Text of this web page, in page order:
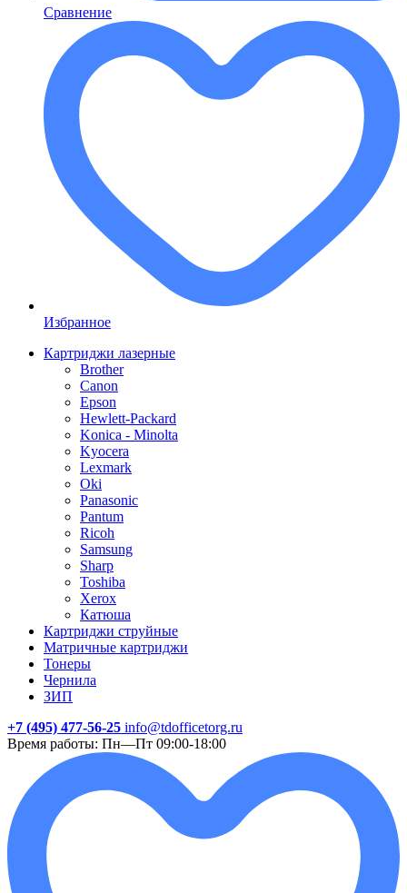
Сравнение
Избранное
Картриджи лазерные
Brother
Canon
Epson
Hewlett-Packard
Konica - Minolta
Kyocera
Lexmark
Oki
Panasonic
Pantum
Ricoh
Samsung
Sharp
Toshiba
Xerox
Катюша
Картриджи струйные
Матричные картриджи
Тонеры
Чернила
ЗИП
+7 (495) 477-56-25 info@tdofficetorg.ru
Время работы: Пн—Пт 09:00-18:00